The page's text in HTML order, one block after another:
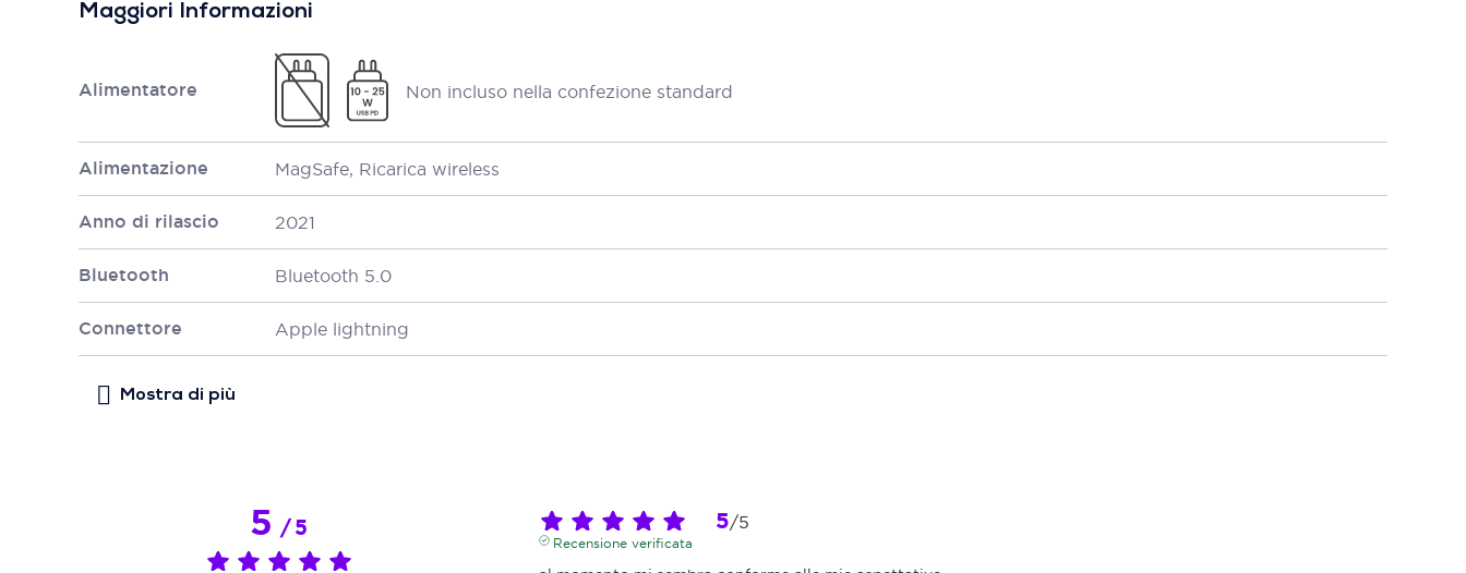
Maggiori Informazioni
Alimentatore Non incluso nella confezione standard
Alimentazione MagSafe, Ricarica wireless
Anno di rilascio 2021
Bluetooth Bluetooth 5.0
Connettore Apple lightning
5/5 5/5
Recensione verificata